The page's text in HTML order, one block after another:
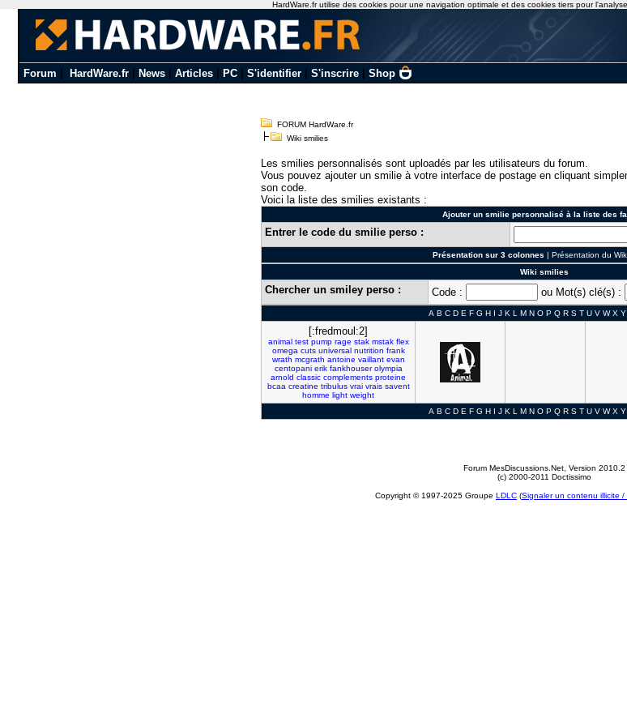
Forum HardWare.fr| News| Articles| PC| S'identifier| S'inscrire| Shop
FORUM HardWare.fr
Wiki smilies
Les smilies personnalisés sont uploadés par les utilisateurs du forum.
Vous pouvez ajouter un smilie à votre interface de postage en cliquant
son code.
Voici la liste des smilies existants :
Ajouter un smilie personnalisé à la liste des
Entrer le code du smilie perso :
Présentation sur 3 colonnes | Présentation du
Wiki smilies
Chercher un smiley perso : Code : ou Mot(s) clé(s) :
A B C D E F G H I J K L M N O P Q R S T U V W X Y
[:fredmoul:2]
animal test pump rage stak mstak flex
omega cuts universal nutrition frank
wrath mcgrath antoine vaillant evan
centopani erik fankhouser olympia
arnold classic complements proteine
bcaa creatine tribulus vrai vrais savent
homme light weight
A B C D E F G H I J K L M N O P Q R S T U V W X Y
Forum MesDiscussions.Net , Version 2010.2
(c) 2000-2011 Doctissimo
Copyright © 1997-2025 Groupe LDLC (Signaler un contenu illicite
HardWare.fr utilise des cookies pour une navigation optimale et des cookies tiers pour